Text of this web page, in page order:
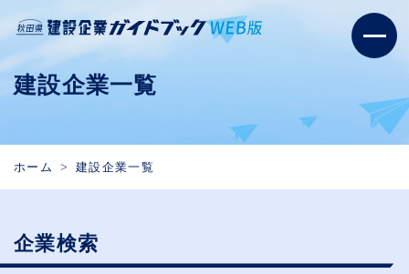
建設企業一覧
ホーム 建設企業一覧
企業検索